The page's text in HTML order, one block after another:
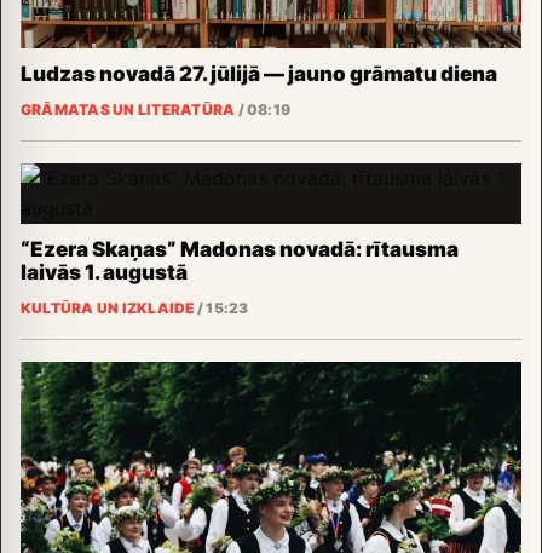
Ludzas novadā 27. jūlijā — jauno grāmatu diena
GRĀMATAS UN LITERATŪRA /08:19
“Ezera Skaņas” Madonas novadā: rītausma
laivās 1. augustā
KULTŪRA UN IZKLAIDE /15:23